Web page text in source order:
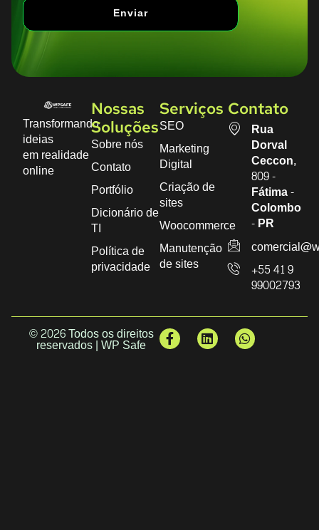
Enviar
Transformando
ideias
em realidade
online
Nossas
Soluções
Sobre nós
Contato
Portfólio
Dicionário de
TI
Política de
privacidade
Serviços
SEO
Marketing
Digital
Criação de
sites
Woocommerce
Manutenção
de sites
Contato
Rua
Dorval
Ceccon,
809 -
Fátima -
Colombo
- PR
+55 41 9
99002793
© 2026 Todos os direitos
reservados | WP Safe